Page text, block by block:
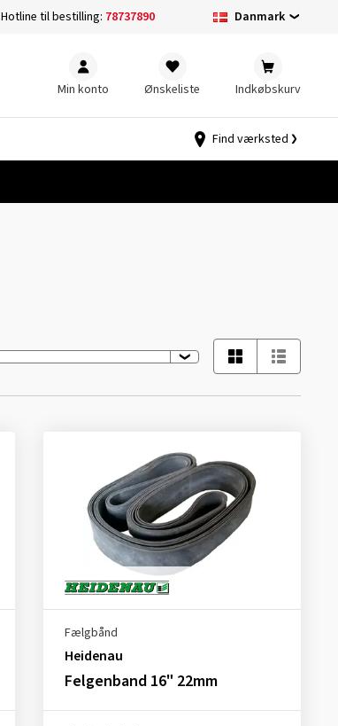
Hotline til bestilling: 78737890 Danmark
Min konto Ønskeliste Indkøbskurv
Find værksted
Fælgbånd
Heidenau
Felgenband 16" 22mm